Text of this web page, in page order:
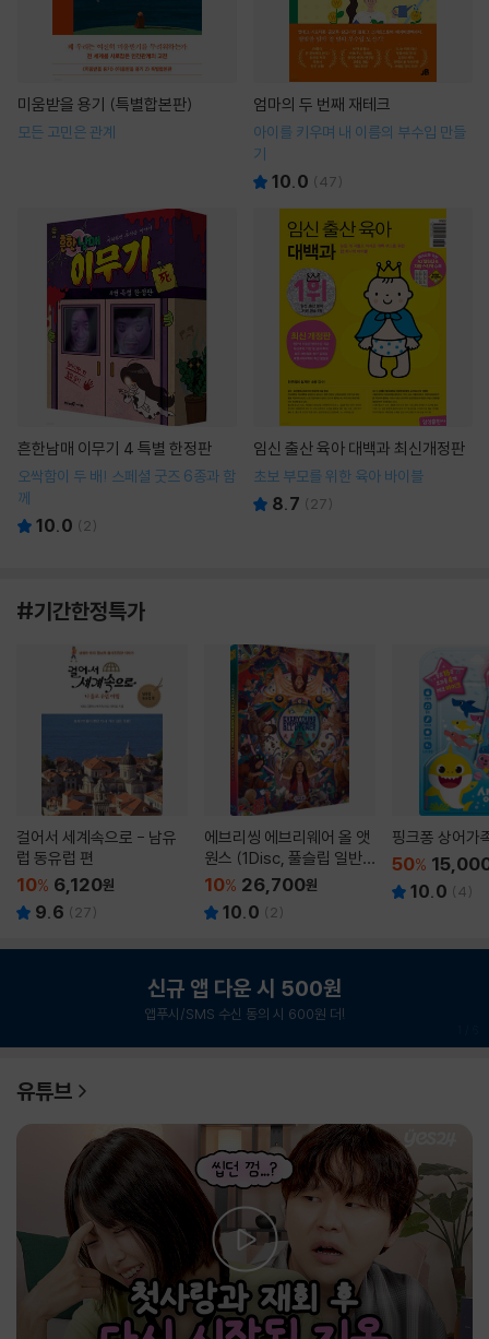
미움받을 용기 (특별합본판)
모든 고민은 관계
엄마의 두 번째 재테크
아이를 키우며 내 이름의 부수입 만들
기
10.0 (47)
흔한남매 이무기 4 특별 한정판
오싹함이 두 배! 스페셜 굿즈 6종과 함
께
10.0 ( 2)
임신 출산 육아 대백과 최신개정판
초보 부모를 위한 육아 바이블
8.7 ( 27)
#기간한정특가
걸어서 세계속으로 - 남유
럽 동유럽 편
10% 6,120원
9.6 ( 27)
에브리씽 에브리웨어 올 앳
원스 (1Disc, 풀슬립 일반
판) : 블루레이
10% 26,700원
10.0 ( 2)
핑크퐁 상어가
50%
10.0 (4)
신규 앱 다운 시 500원
앱푸시/SMS 수신 동의 시 600원 더!
유튜브